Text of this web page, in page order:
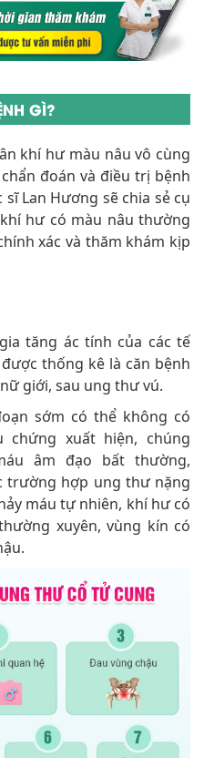
GÌ?
khí hư màu nâu vô cùng
đoán và điều trị bệnh
Lan Hương sẽ chia sẻ cụ
hư có màu nâu thường
xác và thăm khám kịp
tăng ác tính của các tế
thống kê là căn bệnh
giới, sau ung thư vú.
sớm có thể không có
chứng xuất hiện, chúng
âm đạo bất thường,
trường hợp ung thư nặng
máu tự nhiên, khí hư có
xuyên, vùng kín có